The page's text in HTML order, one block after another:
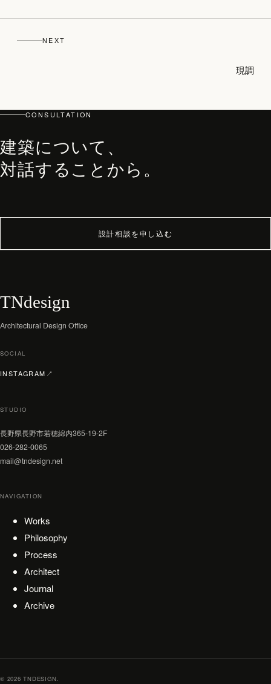
NEXT
現調
CONSULTATION
建築について、
対話することから。
設計相談を申し込む
TNdesign
Architectural Design Office
SOCIAL
INSTAGRAM ↗
（新しいタブで開く）
STUDIO
長野県長野市若穂綿内365-19-2F
026-282-0065
mail@tndesign.net
NAVIGATION
Works
Philosophy
Process
Architect
Journal
Archive
© 2026 TNDESIGN.